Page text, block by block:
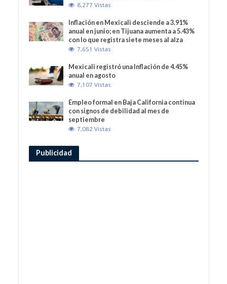
8,277 Vistas
Inflación en Mexicali desciende a 3.91%
anual en junio; en Tijuana aumenta a 5.43%
con lo que registra siete meses al alza
7,651 Vistas
Mexicali registró una Inflación de 4.45%
anual en agosto
7,107 Vistas
Empleo formal en Baja California continua
con signos de debilidad al mes de
septiembre
7,082 Vistas
Publicidad